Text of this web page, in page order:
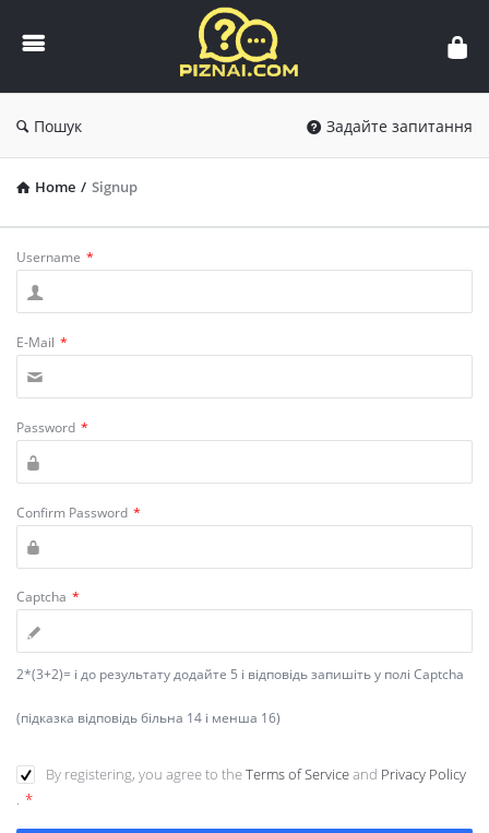
Пізнай.com
Пошук Задайте запитання
Home / Signup
Username *
E-Mail *
Password *
Confirm Password *
Captcha *
2*(3+2)= і до результату додайте 5 і відповідь запишіть у полі Captcha
(підказка відповідь більна 14 і менша 16)
By registering, you agree to theTerms of Serviceand Privacy Policy
. *